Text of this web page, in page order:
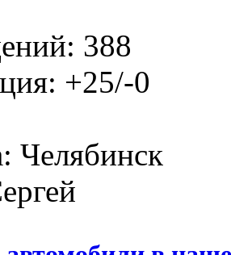
388
+25/-0
Челябинск